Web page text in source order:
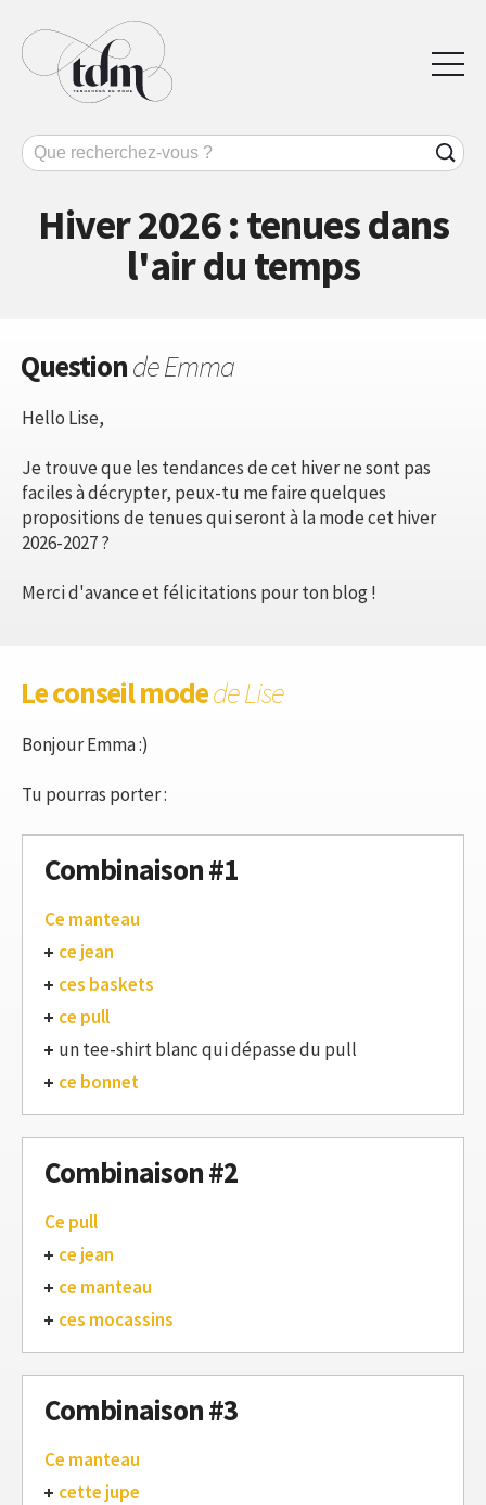
Hiver 2026 : tenues dans
l'air du temps
Questionde Emma
Hello Lise,
Je trouve que les tendances de cet hiver ne sont pas
faciles à décrypter, peux-tu me faire quelques
propositions de tenues qui seront à la mode cet hiver
2026-2027 ?
Merci d'avance et félicitations pour ton blog !
Le conseil modede Lise
Bonjour Emma :)
Tu pourras porter :
Combinaison #1
Ce manteau
ce jean
ces baskets
ce pull
un tee-shirt blanc qui dépasse du pull
ce bonnet
Combinaison #2
Ce pull
ce jean
ce manteau
ces mocassins
Combinaison #3
Ce manteau
cette jupe